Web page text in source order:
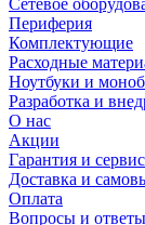
Сетевое
Периферия
Комплектующие
Расходные
Ноутбуки и
Разработка и
О нас
Акции
Гарантия и сервис
Доставка и
Оплата
Вопросы и ответы